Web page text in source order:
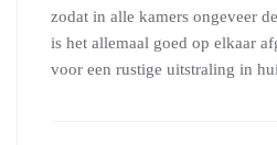
zodat in alle kamers ongeveer
is het allemaal goed op elkaar
voor een rustige uitstraling in